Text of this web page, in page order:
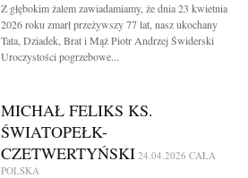
Z głębokim żalem zawiadamiamy, że dnia 23 kwietnia
2026 roku zmarł przeżywszy 77 lat, nasz ukochany
Tata, Dziadek, Brat i Mąż Piotr Andrzej Świderski
Uroczystości pogrzebowe...
MICHAŁ FELIKS KS.
ŚWIATOPEŁK-
CZETWERTYŃSKI 24.04.2026 CAŁA
POLSKA